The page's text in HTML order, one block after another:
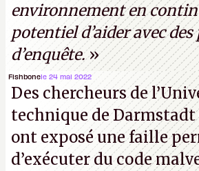
environnement en
potentiel d’aider avec des
d’enquête.»
Fishbonele 24 mai 2022
Des chercheurs de
technique de
ont exposé une faille
d’exécuter du code